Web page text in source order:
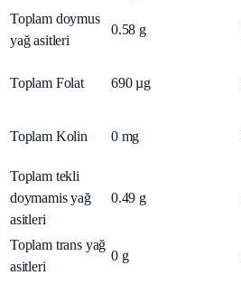
Toplam doymus
yağ asitleri
0.58 g
Toplam Folat 690 µg
Toplam Kolin 0 mg
Toplam tekli
doymamis yağ
asitleri
0.49 g
Toplam trans yağ
asitleri
0 g